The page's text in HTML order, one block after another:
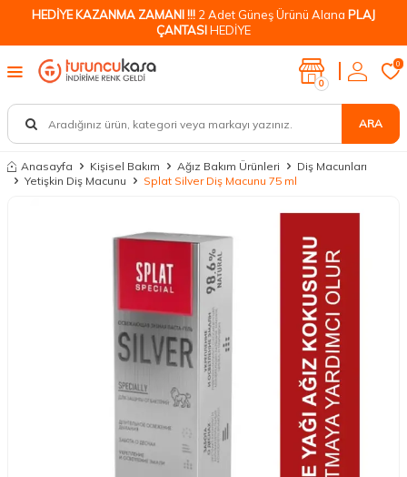
HEDİYE KAZANMA ZAMANI !!! 2 Adet Güneş Ürünü Alana PLAJ
ÇANTASIHEDİYE
ARA
0
0
Anasayfa Kişisel Bakım Ağız Bakım Ürünleri
Diş Macunları
Yetişkin Diş Macunu
Splat Silver Diş Macunu 75 ml